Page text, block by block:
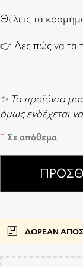
Θέλεις τα
👉 Δες πώς να τα
✨ Τα προϊόντα
όμως ενδέχεται
Σε απόθεμα
package ΔΩΡΕΑΝ